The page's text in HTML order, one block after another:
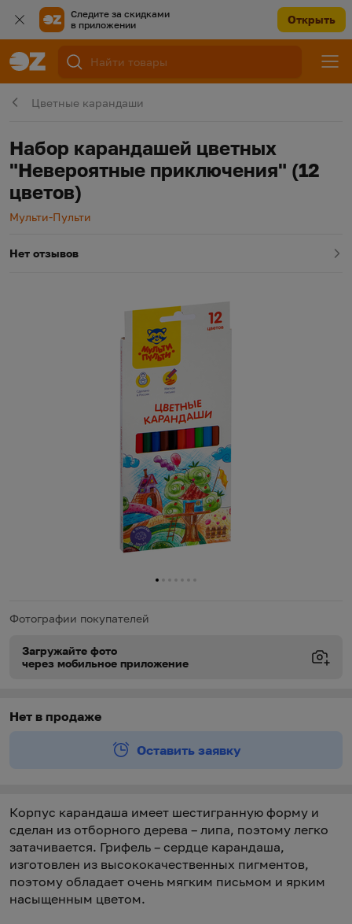
Следите за скидками
в приложении
Открыть
Цветные карандаши
Набор карандашей цветных
"Невероятные приключения" (12
цветов)
Производитель
Мульти-Пульти
Нет отзывов
01 23456
Фотографии покупателей
Загружайте фото
через мобильное приложение
Нет в продаже
Оставить заявку
Корпус карандаша имеет шестигранную форму и
сделан из отборного дерева – липа, поэтому легко
затачивается. Грифель – сердце карандаша,
изготовлен из высококачественных пигментов,
поэтому обладает очень мягким письмом и ярким
насыщенным цветом.